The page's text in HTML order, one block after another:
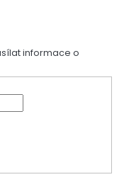
informace o